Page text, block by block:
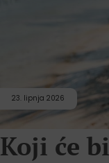
23. lipnja 2026
Koji će